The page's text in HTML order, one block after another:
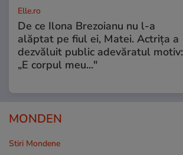
Elle.ro
De ce Ilona Brezoianu nu l-a
alăptat pe fiul ei, Matei. Actrița a
dezvăluit public adevăratul motiv:
„E corpul meu..."
MONDEN
Stiri Mondene